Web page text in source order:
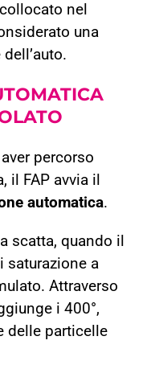
nel
una
percorso
il FAP avvia il
automatica.
scatta, quando il
saturazione a
Attraverso
i 400°,
delle particelle